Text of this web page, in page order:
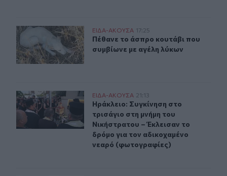
Πέθανε το άσπρο κουτάβι που συμβίωνε με αγέλη λύκων
ΕΙΔΑ-ΑΚΟΥΣΑ 17:25
Πέθανε το άσπρο κουτάβι που
Πέθανε το άσπρο κουτάβι που
συμβίωνε με αγέλη λύκων
Ηράκλειο: Συγκίνηση στο τρισάγιο στη μνήμη του
ΕΙΔΑ-ΑΚΟΥΣΑ 21:13
Ηράκλειο: Συγκίνηση στο
Ηράκλειο: Συγκίνηση στο
τρισάγιο στη μνήμη του
Νικήστρατου – Έκλεισαν το
δρόμο για τον αδικοχαμένο
νεαρό (φωτογραφίες)